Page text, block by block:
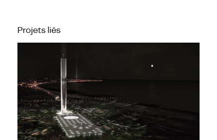
Projets liés